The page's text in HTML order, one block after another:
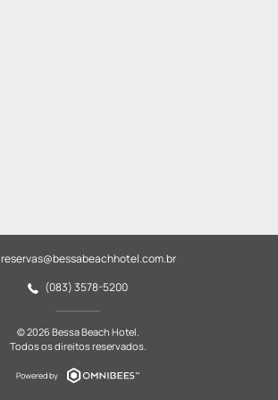
reservas@bessabeachhotel.com.br
(083) 3578-5200
© 2026 Bessa Beach Hotel.
Todos os direitos reservados.
Powered by